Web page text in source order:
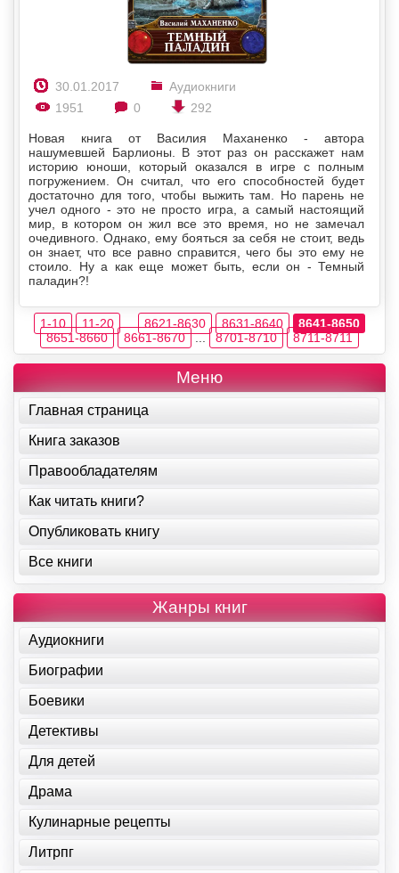
30.01.2017
Аудиокниги
1951
0 292
Новая книга от Василия Маханенко - автора
нашумевшей Барлионы. В этот раз он расскажет нам
историю юноши, который оказался в игре с полным
погружением. Он считал, что его способностей будет
достаточно для того, чтобы выжить там. Но парень не
учел одного - это не просто игра, а самый настоящий
мир, в котором он жил все это время, но не замечал
очедивного. Однако, ему бояться за себя не стоит, ведь
он знает, что все равно справится, чего бы это ему не
стоило. Ну а как еще может быть, если он - Темный
паладин?!
1-10 11-20 8621-8630 8631-8640
8641-8650
8651-8660
8661-8670 ... 8701-8710 8711-8711
Меню
Главная страница
Книга заказов
Правообладателям
Как читать книги?
Опубликовать книгу
Все книги
Жанры книг
Аудиокниги
Биографии
Боевики
Детективы
Для детей
Драма
Кулинарные рецепты
Литрпг